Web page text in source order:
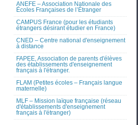
ANEFE – Association Nationale des
Écoles Françaises de l’Étranger
CAMPUS France (pour les étudiants
étrangers désirant étudier en France)
CNED – Centre national d'enseignement
à distance
FAPEE, Association de parents d'élèves
des établissements d'enseignement
français à l'étranger.
FLAM (Petites écoles – Français langue
maternelle)
MLF – Mission laïque française (réseau
d'établissements d'enseignement
français à l'étranger)